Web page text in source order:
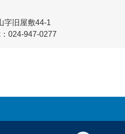
字旧屋敷44-1
024-947-0277